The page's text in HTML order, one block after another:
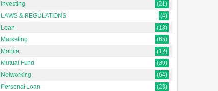
Investing
(21)
LAWS & REGULATIONS
(4)
Loan
(18)
Marketing
(65)
Mobile
(12)
Mutual Fund
(30)
Networking
(64)
Personal Loan
(23)